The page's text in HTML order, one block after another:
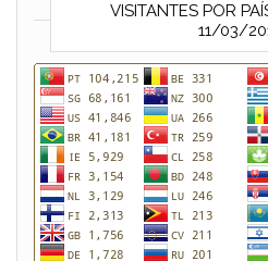
VISITANTES POR
11/03/